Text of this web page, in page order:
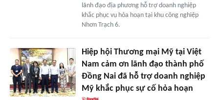
lãnh đạo địa phương hỗ trợ doanh nghiệp
khắc phục vụ hỏa hoạn tại khu công nghiệp
Nhơn Trạch 6.
Hiệp hội Thương mại Mỹ tại Việt
Nam cảm ơn lãnh đạo thành phố
Đồng Nai đã hỗ trợ doanh nghiệp
Mỹ khắc phục sự cố hỏa hoạn